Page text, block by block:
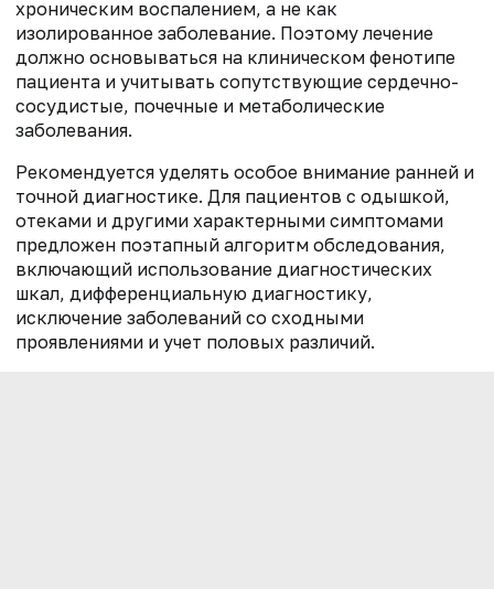
хроническим воспалением, а не как
изолированное заболевание. Поэтому лечение
должно основываться на клиническом фенотипе
пациента и учитывать сопутствующие сердечно-
сосудистые, почечные и метаболические
заболевания.
Рекомендуется уделять особое внимание ранней и
точной диагностике. Для пациентов с одышкой,
отеками и другими характерными симптомами
предложен поэтапный алгоритм обследования,
включающий использование диагностических
шкал, дифференциальную диагностику,
исключение заболеваний со сходными
проявлениями и учет половых различий.